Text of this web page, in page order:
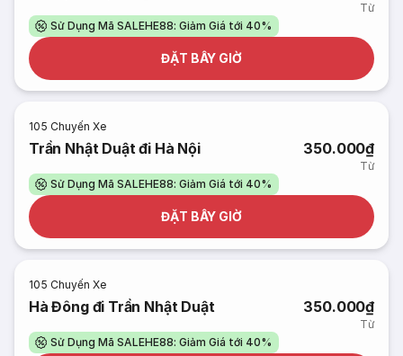
Từ
Sử Dụng Mã SALEHE88: Giảm Giá tới 40%
ĐẶT BÂY GIỜ
105 Chuyến Xe
Trần Nhật Duật đi Hà Nội 350.000₫
Từ
Sử Dụng Mã SALEHE88: Giảm Giá tới 40%
ĐẶT BÂY GIỜ
105 Chuyến Xe
Hà Đông đi Trần Nhật Duật 350.000₫
Từ
Sử Dụng Mã SALEHE88: Giảm Giá tới 40%